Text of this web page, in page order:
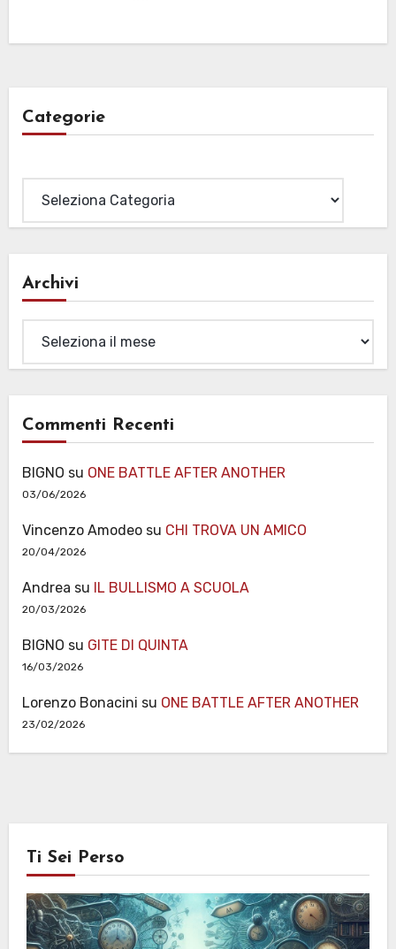
Categorie
Archivi
Commenti Recenti
BIGNO su ONE BATTLE AFTER ANOTHER
03/06/2026
Vincenzo Amodeosu CHI TROVA UN AMICO
20/04/2026
Andrea su IL BULLISMO A SCUOLA
20/03/2026
BIGNO su GITE DI QUINTA
16/03/2026
Lorenzo Bonacini su ONE BATTLE AFTER ANOTHER
23/02/2026
Ti Sei Perso